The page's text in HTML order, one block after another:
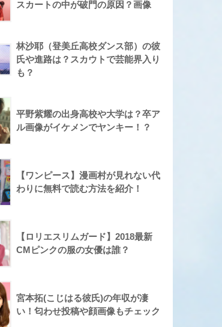
スカートの中が破門の原因？画像
林沙耶（登美丘高校ダンス部）の彼
氏や進路は？スカウトで芸能界入り
も？
平野紫耀の出身高校や大学は？卒ア
ル画像がイケメンでヤンキー！？
【ワンピース】漫画村が見れない代
わりに無料で読む方法を紹介！
【ロリエスリムガード】2018最新
CMピンクの服の女優は誰？
宮本拓(こじはる彼氏)の年収が凄
い！匂わせ投稿や顔画像もチェック